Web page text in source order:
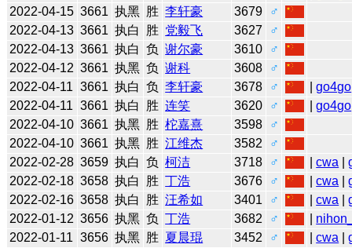
2022-04-15 3661 执黑 胜 李轩豪 3679
♂
2022-04-13 3661 执白 胜 党毅飞 3627
♂
2022-04-13 3661 执白 负 谢尔豪 3610
♂
2022-04-12 3661 执黑 负 谢科 3608
♂
2022-04-11 3661 执白 负 李轩豪 3678 ♂ |go4go
2022-04-11 3661 执白 胜 连笑 3620 ♂ |go4go
2022-04-10 3661 执黑 胜 柁嘉熹 3598
♂
2022-04-10 3661 执黑 胜 江维杰 3582
♂
2022-02-28 3659 执白 负 柯洁 3718 ♂ |cwa |
2022-02-18 3658 执白 胜 丁浩 3676 ♂ |cwa |
2022-02-16 3658 执白 胜 汪希如 3401 ♂ |cwa |
2022-01-12 3656 执黑 负 丁浩 3682 ♂
2022-01-11 3656 执黑 胜 夏晨琨 3452 ♂ |cwa |